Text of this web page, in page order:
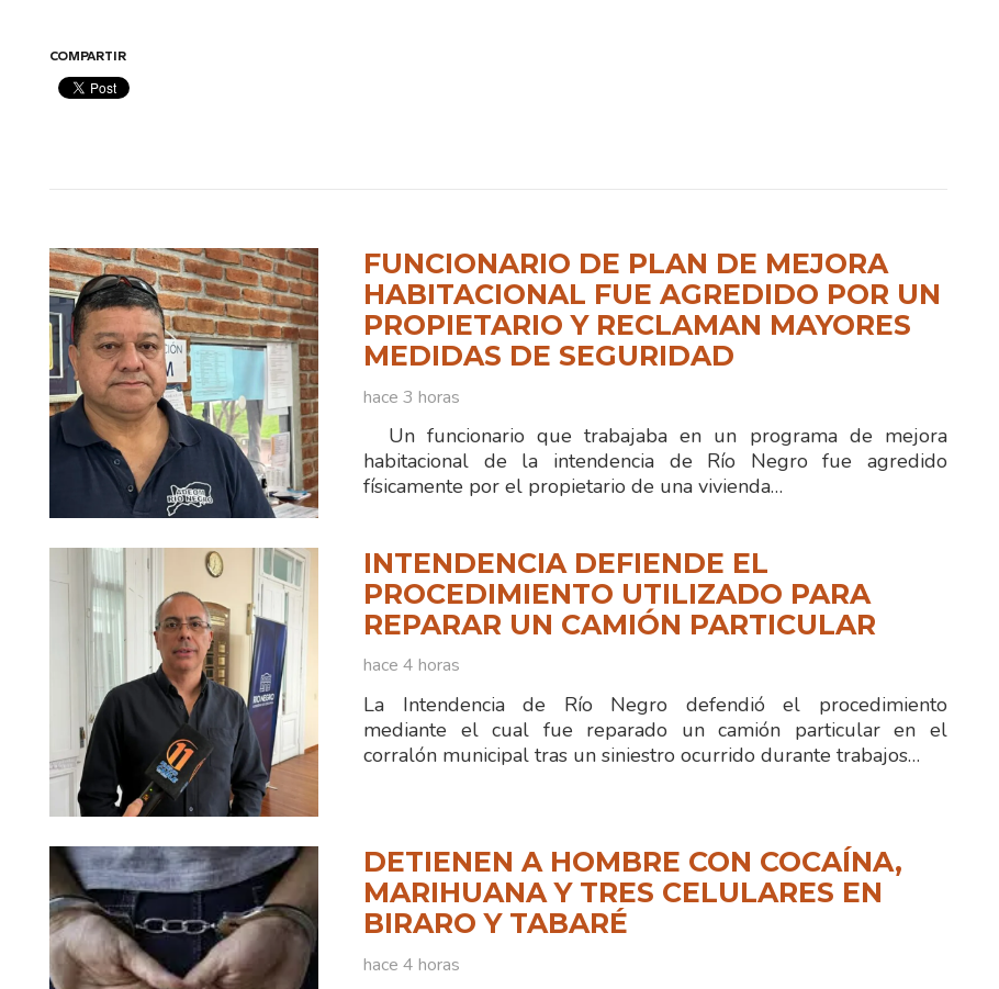
COMPARTIR
FUNCIONARIO DE PLAN DE MEJORA
HABITACIONAL FUE AGREDIDO POR UN
PROPIETARIO Y RECLAMAN MAYORES
MEDIDAS DE SEGURIDAD
hace 3 horas
Un funcionario que trabajaba en un programa de mejora
habitacional de la intendencia de Río Negro fue agredido
físicamente por el propietario de una vivienda…
INTENDENCIA DEFIENDE EL
PROCEDIMIENTO UTILIZADO PARA
REPARAR UN CAMIÓN PARTICULAR
hace 4 horas
La Intendencia de Río Negro defendió el procedimiento
mediante el cual fue reparado un camión particular en el
corralón municipal tras un siniestro ocurrido durante trabajos…
DETIENEN A HOMBRE CON COCAÍNA,
MARIHUANA Y TRES CELULARES EN
BIRARO Y TABARÉ
hace 4 horas